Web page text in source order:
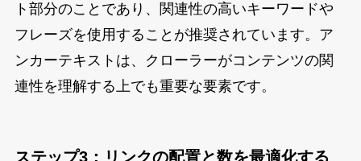
ト部分のことであり、関連性の高いキーワードや
フレーズを使用することが推奨されています。ア
ンカーテキストは、クローラーがコンテンツの関
連性を理解する上でも重要な要素です。
ステップ3：リンクの配置と数を最適化する